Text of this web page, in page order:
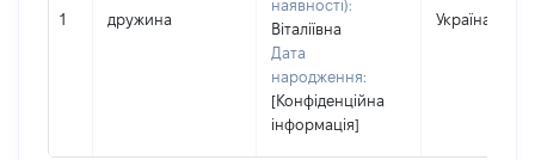
1 дружина
наявності):
Віталіївна
Дата
народження:
[Конфіденційна
інформація]
Україна